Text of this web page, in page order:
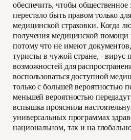
обеспечить, чтобы общественное
перестало быть правом только
медицинской страховки. Когда
получения медицинской помощи
потому что не имеют
туристы в чужой стране, - вирус
возможностей для
воспользоваться доступной
только с большей вероятностью
меньшей вероятностью
вспышка прояснила
универсальных программах
национальном, так и на